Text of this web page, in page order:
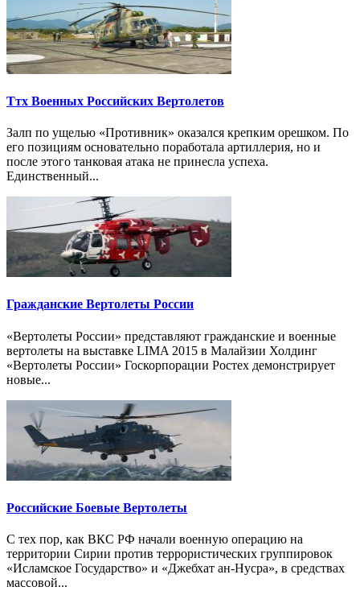
Ттх Военных Российских Вертолетов
Залп по ущелью «Противник» оказался крепким орешком. По
его позициям основательно поработала артиллерия, но и
после этого танковая атака не принесла успеха.
Единственный...
Гражданские Вертолеты России
«Вертолеты России» представляют гражданские и военные
вертолеты на выставке LIMA 2015 в Малайзии Холдинг
«Вертолеты России» Госкорпорации Ростех демонстрирует
новые...
Российские Боевые Вертолеты
С тех пор, как ВКС РФ начали военную операцию на
территории Сирии против террористических группировок
«Исламское Государство» и «Джебхат ан-Нусра», в средствах
массовой...